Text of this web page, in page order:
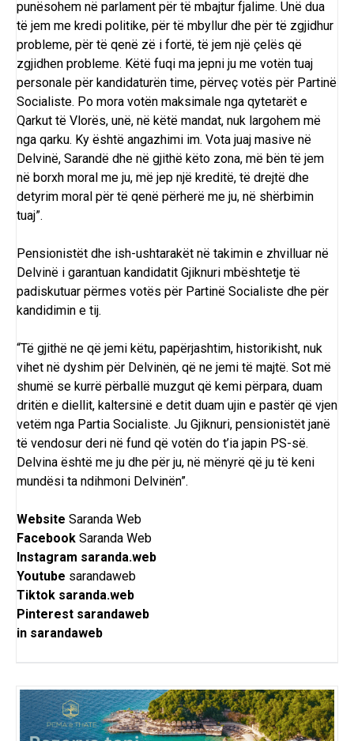
punësohem në parlament për të mbajtur fjalime. Unë dua
të jem me kredi politike, për të mbyllur dhe për të zgjidhur
probleme, për të qenë zë i fortë, të jem një çelës që
zgjidhen probleme. Këtë fuqi ma jepni ju me votën tuaj
personale për kandidaturën time, përveç votës për Partinë
Socialiste. Po mora votën maksimale nga qytetarët e
Qarkut të Vlorës, unë, në këtë mandat, nuk largohem më
nga qarku. Ky është angazhimi im. Vota juaj masive në
Delvinë, Sarandë dhe në gjithë këto zona, më bën të jem
në borxh moral me ju, më jep një kreditë, të drejtë dhe
detyrim moral për të qenë përherë me ju, në shërbimin
tuaj”.
Pensionistët dhe ish-ushtarakët në takimin e zhvilluar në
Delvinë i garantuan kandidatit Gjiknuri mbështetje të
padiskutuar përmes votës për Partinë Socialiste dhe për
kandidimin e tij.
“Të gjithë ne që jemi këtu, papërjashtim, historikisht, nuk
vihet në dyshim për Delvinën, që ne jemi të majtë. Sot më
shumë se kurrë përballë muzgut që kemi përpara, duam
dritën e diellit, kaltersinë e detit duam ujin e pastër që vjen
vetëm nga Partia Socialiste. Ju Gjiknuri, pensionistët janë
të vendosur deri në fund që votën do t’ia japin PS-së.
Delvina është me ju dhe për ju, në mënyrë që ju të keni
mundësi ta ndihmoni Delvinën”.
Website Saranda Web
Facebook Saranda Web
Instagram saranda.web
Youtube sarandaweb
Tiktok saranda.web
Pinterest sarandaweb
in sarandaweb